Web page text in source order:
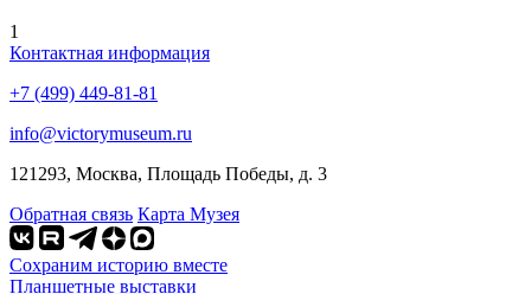
1
Контактная информация
+7 (499) 449-81-81
info@victorymuseum.ru
121293, Москва, Площадь Победы, д. 3
Обратная связь Карта Музея
Сохраним историю вместе
Планшетные выставки